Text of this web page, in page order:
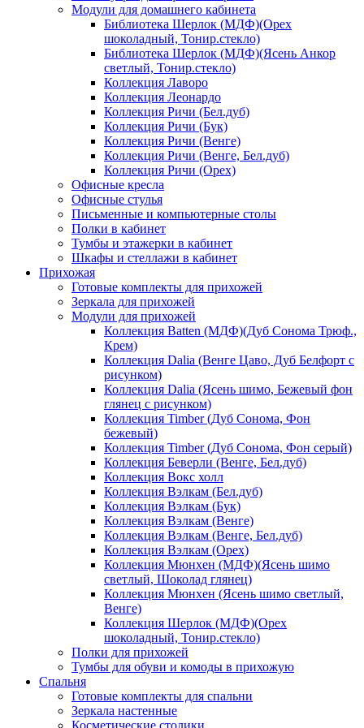
Модули для домашнего кабинета
Библиотека Шерлок (МДФ)(Орех
шоколадный, Тонир.стекло)
Библиотека Шерлок (МДФ)(Ясень Анкор
светлый, Тонир.стекло)
Коллекция Лаворо
Коллекция Леонардо
Коллекция Ричи (Бел.дуб)
Коллекция Ричи (Бук)
Коллекция Ричи (Венге)
Коллекция Ричи (Венге, Бел.дуб)
Коллекция Ричи (Орех)
Офисные кресла
Офисные стулья
Письменные и компьютерные столы
Полки в кабинет
Тумбы и этажерки в кабинет
Шкафы и стеллажи в кабинет
Прихожая
Готовые комплекты для прихожей
Зеркала для прихожей
Модули для прихожей
Коллекция Batten (МДФ)(Дуб Сонома Трюф.,
Крем)
Коллекция Dalia (Венге Цаво, Дуб Белфорт с
рисунком)
Коллекция Dalia (Ясень шимо, Бежевый фон
глянец с рисунком)
Коллекция Timber (Дуб Сонома, Фон
бежевый)
Коллекция Timber (Дуб Сонома, Фон серый)
Коллекция Беверли (Венге, Бел.дуб)
Коллекция Вокс холл
Коллекция Вэлкам (Бел.дуб)
Коллекция Вэлкам (Бук)
Коллекция Вэлкам (Венге)
Коллекция Вэлкам (Венге, Бел.дуб)
Коллекция Вэлкам (Орех)
Коллекция Мюнхен (МДФ)(Ясень шимо
светлый, Шоколад глянец)
Коллекция Мюнхен (Ясень шимо светлый,
Венге)
Коллекция Шерлок (МДФ)(Орех
шоколадный, Тонир.стекло)
Полки для прихожей
Тумбы для обуви и комоды в прихожую
Спальня
Готовые комплекты для спальни
Зеркала настенные
Косметические столики